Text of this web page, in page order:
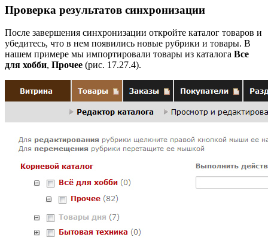
Проверка результатов синхронизации
После завершения синхронизации откройте каталог товаров и
убедитесь, что в нем появились новые рубрики и товары. В
нашем примере мы импортировали товары из каталога Все
для хобби, Прочее (рис. 17.27.4).